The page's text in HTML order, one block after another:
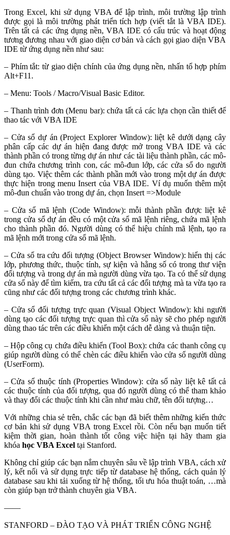
Trong Excel, khi sử dụng VBA để lập trình, môi trường lập trình
được gọi là môi trường phát triển tích hợp (viết tắt là VBA IDE).
Trên tất cả các ứng dụng nền, VBA IDE có cấu trúc và hoạt động
tương đương nhau với giao diện cơ bản và cách gọi giao diện VBA
IDE từ ứng dụng nền như sau:
– Phím tắt: từ giao diện chính của ứng dụng nền, nhấn tổ hợp phím
Alt+F11.
– Menu: Tools / Macro/Visual Basic Editor.
– Thanh trình đơn (Menu bar): chứa tất cả các lựa chọn cần thiết để
thao tác với VBA IDE
– Cửa sổ dự án (Project Explorer Window): liệt kê dưới dạng cây
phân cấp các dự án hiện đang được mở trong VBA IDE và các
thành phần có trong từng dự án như các tài liệu thành phần, các mô-
đun chứa chương trình con, các mô-đun lớp, các cửa sổ do người
dùng tạo. Việc thêm các thành phần mới vào trong một dự án được
thực hiện trong menu Insert của VBA IDE. Ví dụ muốn thêm một
mô-đun chuẩn vào trong dự án, chọn Insert =>Module
– Cửa sổ mã lệnh (Code Window): mỗi thành phần được liệt kê
trong cửa sổ dự án đều có một cửa sổ mã lệnh riêng, chứa mã lệnh
cho thành phần đó. Người dùng có thể hiệu chỉnh mã lệnh, tạo ra
mã lệnh mới trong cửa sổ mã lệnh.
– Cửa sổ tra cứu đối tượng (Object Browser Window): hiển thị các
lớp, phương thức, thuộc tính, sự kiện và hằng số có trong thư viện
đối tượng và trong dự án mà người dùng vừa tạo. Ta có thể sử dụng
cửa sổ này để tìm kiếm, tra cứu tất cả các đối tượng mà ta vừa tạo ra
cũng như các đối tượng trong các chương trình khác.
– Cửa sổ đối tượng trực quan (Visual Object Window): khi người
dùng tạo các đối tượng trực quan thì cửa sổ này sẽ cho phép người
dùng thao tác trên các điều khiển một cách dễ dàng và thuận tiện.
– Hộp công cụ chứa điều khiển (Tool Box): chứa các thanh công cụ
giúp người dùng có thể chèn các điều khiển vào cửa sổ người dùng
(UserForm).
– Cửa sổ thuộc tính (Properties Window): cửa sổ này liệt kê tất cả
các thuộc tính của đối tượng, qua đó người dùng có thể tham khảo
và thay đổi các thuộc tính khi cần như màu chữ, tên đối tượng…
Với những chia sẻ trên, chắc các bạn đã biết thêm những kiến thức
cơ bản khi sử dụng VBA trong Excel rồi. Còn nếu bạn muốn tiết
kiệm thời gian, hoàn thành tốt công việc hiện tại hãy tham gia
khóa học VBA Excel tại Stanford.
Không chỉ giúp các bạn nắm chuyên sâu về lập trình VBA, cách xử
lý, kết nối và sử dụng trực tiếp từ database hệ thống, cách quản lý
database sau khi tải xuống từ hệ thống, tối ưu hóa thuật toán, …mà
còn giúp bạn trở thành chuyên gia VBA.
——
STANFORD – ĐÀO TẠO VÀ PHÁT TRIỂN CÔNG NGHỆ